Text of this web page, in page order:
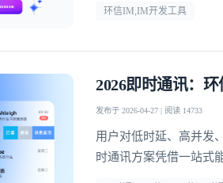
环信IM,IM开发工具
2026即时通讯：
发布于 2026-04-27 | 阅读 14733
用户对低时延、高并发
时通讯方案凭借一站式